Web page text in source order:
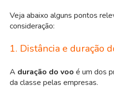
Veja abaixo alguns pontos
consideração:
1. Distância e duração
A duração do voo é um dos
da classe pelas empresas.